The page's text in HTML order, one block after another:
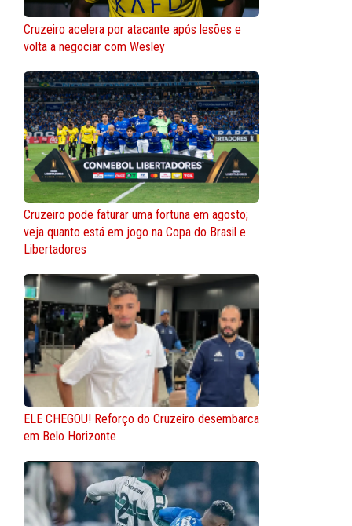
Cruzeiro acelera por atacante após lesões e
volta a negociar com Wesley
Cruzeiro pode faturar uma fortuna em agosto;
veja quanto está em jogo na Copa do Brasil e
Libertadores
ELE CHEGOU! Reforço do Cruzeiro desembarca
em Belo Horizonte